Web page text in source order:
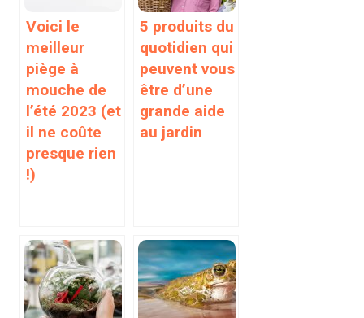
Voici le
meilleur
piège à
mouche de
l’été 2023 (et
il ne coûte
presque rien
!)
5 produits du
quotidien qui
peuvent vous
être d’une
grande aide
au jardin